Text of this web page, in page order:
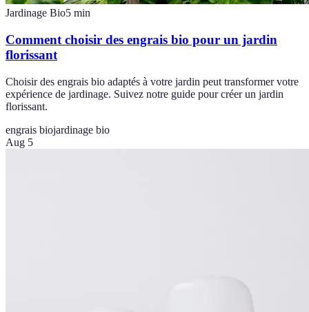
Jardinage Bio5 min
Comment choisir des engrais bio pour un jardin
florissant
Choisir des engrais bio adaptés à votre jardin peut transformer votre
expérience de jardinage. Suivez notre guide pour créer un jardin
florissant.
engrais biojardinage bio
Aug 5